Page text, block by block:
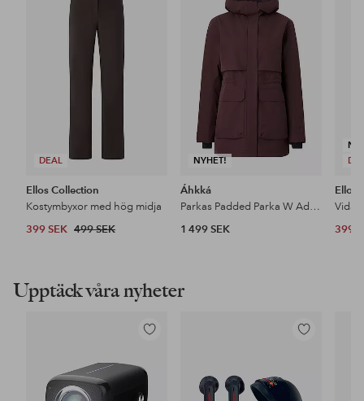
DEAL
Ellos Collection
Kostymbyxor med hög midja
399 SEK 499 SEK
NYHET!
favoriter
Áhkká
Parkas Padded Parka W Adjustable Waist
1 499 SEK
Ellos
399
Upptäck våra nyheter
Lägg
i
favoriter
Lägg
favoriter